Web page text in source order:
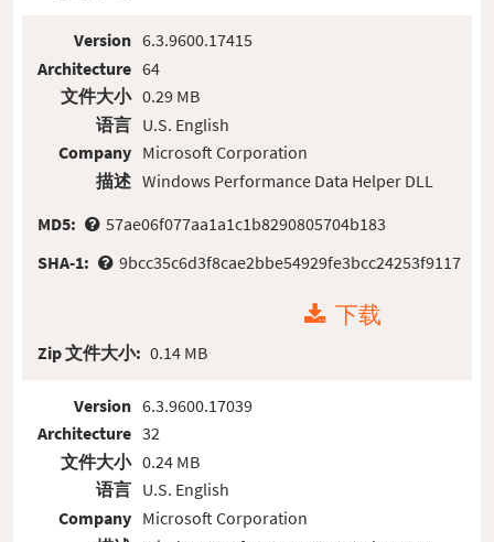
Version
Architecture
文件大小
语言
Company
描述
6.3.9600.17415
64
0.29 MB
U.S. English
Microsoft Corporation
Windows Performance Data Helper DLL
MD5:
57ae06f077aa1a1c1b8290805704b183
SHA-1:
9bcc35c6d3f8cae2bbe54929fe3bcc24253f9117
下载
Zip 文件大小: 0.14 MB
Version
Architecture
文件大小
语言
Company
6.3.9600.17039
32
0.24 MB
U.S. English
Microsoft Corporation